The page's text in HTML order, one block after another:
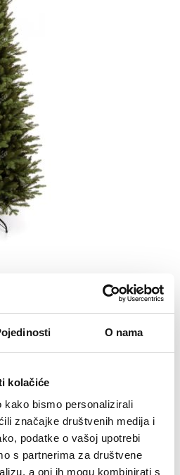
O nama
kolačiće
kako bismo personalizirali
značajke društvenih medija i
podatke o vašoj upotrebi
s partnerima za društvene
a oni ih mogu kombinirati s
3D Vitka Smreka